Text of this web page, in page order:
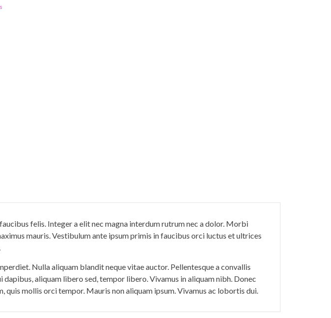
felis. Integer a elit nec magna interdum rutrum nec a dolor. Morbi
mauris. Vestibulum ante ipsum primis in faucibus orci luctus et ultrices
Nulla aliquam blandit neque vitae auctor. Pellentesque a convallis
aliquam libero sed, tempor libero. Vivamus in aliquam nibh. Donec
mollis orci tempor. Mauris non aliquam ipsum. Vivamus ac lobortis dui.